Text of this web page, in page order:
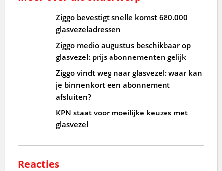
Ziggo bevestigt snelle komst 680.000
glasvezeladressen
Ziggo medio augustus beschikbaar op
glasvezel: prijs abonnementen gelijk
Ziggo vindt weg naar glasvezel: waar kan
je binnenkort een abonnement
afsluiten?
KPN staat voor moeilijke keuzes met
glasvezel
Reacties